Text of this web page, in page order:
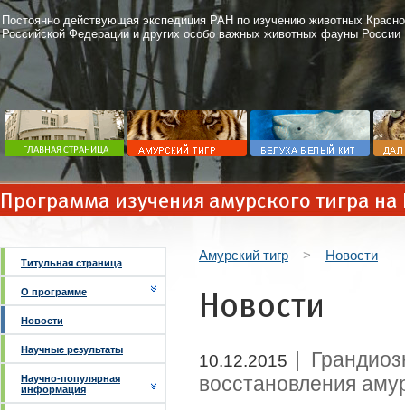
Постоянно действующая экспедиция РАН по изучению животных
Российской Федерации и других особо важных животных фауны России
Программа изучения амурского тигра
Титульная страница
О программе
Новости
Научные результаты
Научно-популярная
информация
Амурский тигр > Новости
Новости
10.12.2015 |
восстановления